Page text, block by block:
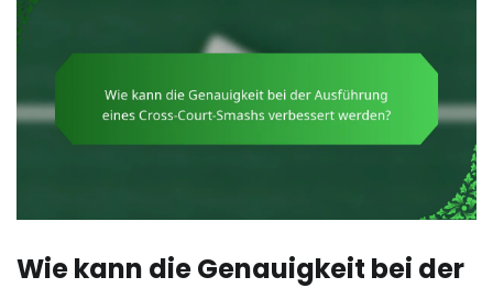
Wie kann die Genauigkeit bei der